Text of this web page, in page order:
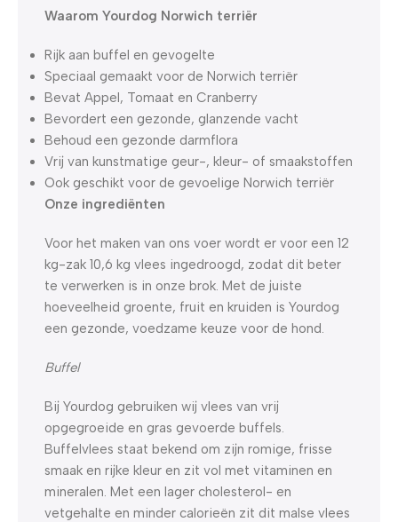
Waarom Yourdog Norwich terriër
Rijk aan buffel en gevogelte
Speciaal gemaakt voor de Norwich terriër
Bevat Appel, Tomaat en Cranberry
Bevordert een gezonde, glanzende vacht
Behoud een gezonde darmflora
Vrij van kunstmatige geur-, kleur- of smaakstoffen
Ook geschikt voor de gevoelige Norwich terriër
Onze ingrediënten
Voor het maken van ons voer wordt er voor een 12
kg-zak 10,6 kg vlees ingedroogd, zodat dit beter
te verwerken is in onze brok. Met de juiste
hoeveelheid groente, fruit en kruiden is Yourdog
een gezonde, voedzame keuze voor de hond.
Buffel
Bij Yourdog gebruiken wij vlees van vrij
opgegroeide en gras gevoerde buffels.
Buffelvlees staat bekend om zijn romige, frisse
smaak en rijke kleur en zit vol met vitaminen en
mineralen. Met een lager cholesterol- en
vetgehalte en minder calorieën zit dit malse vlees